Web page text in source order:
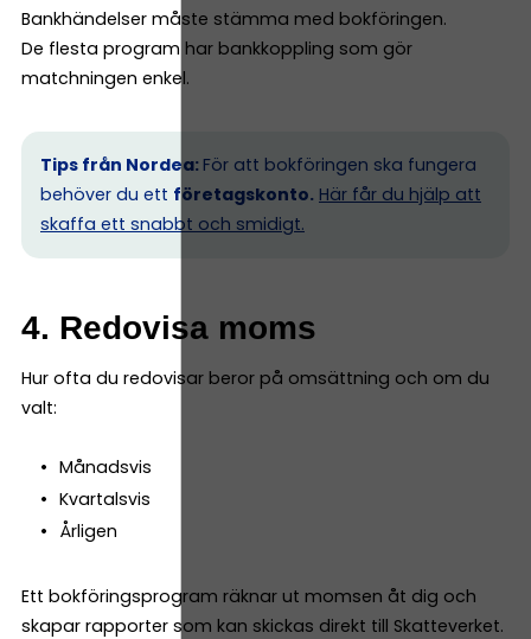
Bankhändelser måste stämma med bokföringen.
De flesta program har bankkoppling som gör
matchningen enkel.
Tips från Nordea: För att bokföringen ska fungera
behöver du ett företagskonto. Här får du hjälp att
skaffa ett snabbt och smidigt.
4. Redovisa moms
Hur ofta du redovisar beror på omsättning och om du
valt:
Månadsvis
Kvartalsvis
Årligen
Ett bokföringsprogram räknar ut momsen åt dig och
skapar rapporter som kan skickas direkt till Skatteverket.